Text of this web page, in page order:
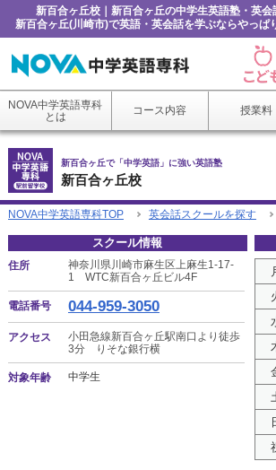
新百合ヶ丘校｜新百合ヶ丘の中学生英語塾・英
新百合ヶ丘(川崎市)で英語・英会話を学ぶならやっぱ
NOVA中学英語専科
とは
コース内容 授業料
新百合ヶ丘校
新百合ヶ丘で「中学英語」に強い英語塾
NOVA中学英語専科TOP 英会話スクールを探す
スクール情報
住所
神奈川県川崎市麻生区上麻生1-17-
1 WTC新百合ヶ丘ビル4F
電話番号 044-959-3050
アクセス
小田急線新百合ヶ丘駅南口より徒歩
3分 りそな銀行横
対象年齢 中学生